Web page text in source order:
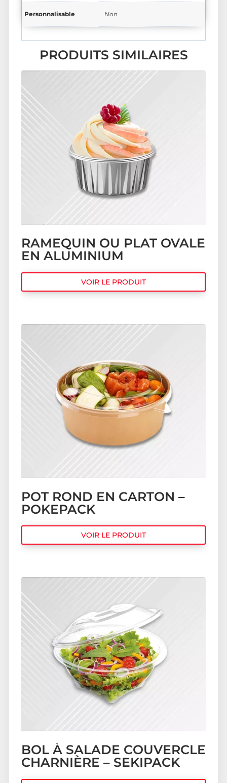
Personnalisable Non
PRODUITS SIMILAIRES
RAMEQUIN OU PLAT OVALE
EN ALUMINIUM
VOIR LE PRODUIT
POT ROND EN CARTON –
POKEPACK
VOIR LE PRODUIT
BOL À SALADE COUVERCLE
CHARNIÈRE – SEKIPACK